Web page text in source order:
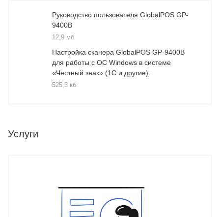
Руководство пользователя GlobalPOS GP-
9400B
12,9 мб
Настройка сканера GlobalPOS GP-9400B
для работы с ОС Windows в системе
«Честный знак» (1С и другие).
525,3 кб
Услуги